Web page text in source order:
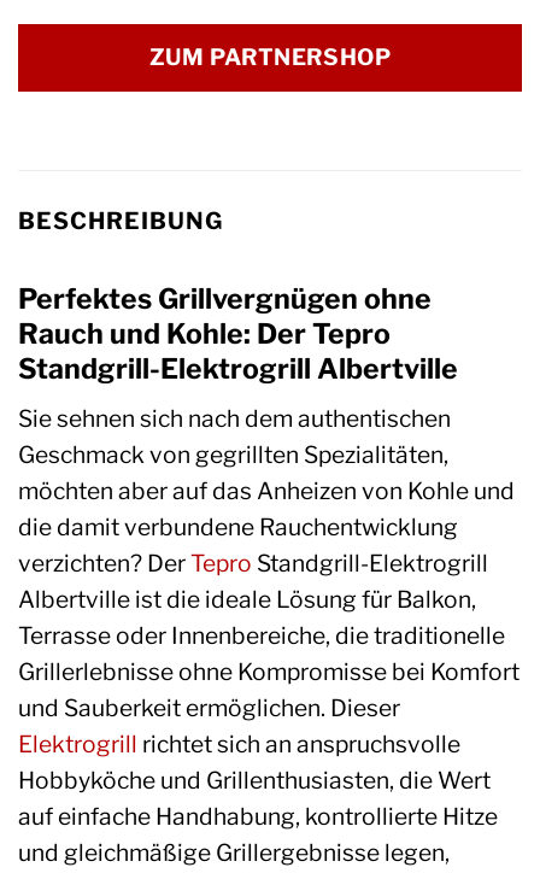
ZUM PARTNERSHOP
BESCHREIBUNG
Perfektes Grillvergnügen ohne
Rauch und Kohle: Der Tepro
Standgrill-Elektrogrill Albertville
Sie sehnen sich nach dem authentischen
Geschmack von gegrillten Spezialitäten,
möchten aber auf das Anheizen von Kohle und
die damit verbundene Rauchentwicklung
verzichten? DerTepro Standgrill-Elektrogrill
Albertville ist die ideale Lösung für Balkon,
Terrasse oder Innenbereiche, die traditionelle
Grillerlebnisse ohne Kompromisse bei Komfort
und Sauberkeit ermöglichen. Dieser
Elektrogrill richtet sich an anspruchsvolle
Hobbyköche und Grillenthusiasten, die Wert
auf einfache Handhabung, kontrollierte Hitze
und gleichmäßige Grillergebnisse legen,